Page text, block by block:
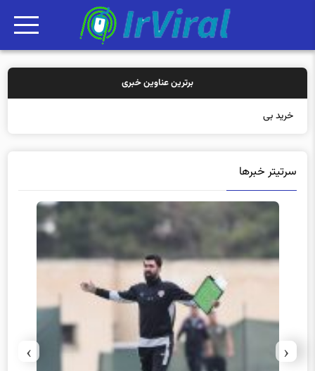
برترین عناوین خبری
خرید بیمه: سنتی ی
سرتیتر خبرها
‹
›